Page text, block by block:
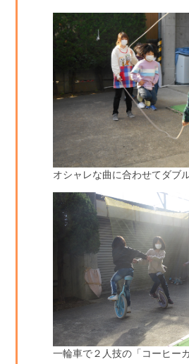
オシャレな曲に合わせてダブ
一輪車で２人技の「コーヒー